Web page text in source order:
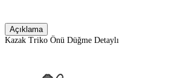
Açıklama
Kazak Triko Önü Düğme Detaylı